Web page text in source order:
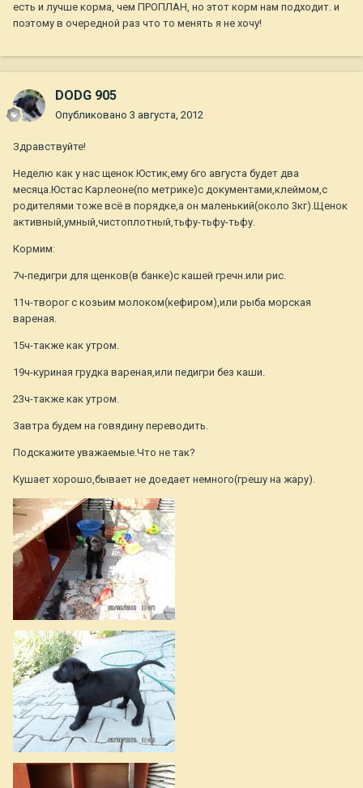
есть и лучше корма, чем ПРОПЛАН, но этот корм нам подходит. и
поэтому в очередной раз что то менять я не хочу!
DODG 905
Опубликовано 3 августа, 2012
Здравствуйте!
Неделю как у нас щенок Юстик,ему 6го августа будет два
месяца.Юстас Карлеоне(по метрике)с документами,клеймом,с
родителями тоже всё в порядке,а он маленький(около 3кг).Щенок
активный,умный,чистоплотный,тьфу-тьфу-тьфу.
Кормим:
7ч-педигри для щенков(в банке)с кашей гречн.или рис.
11ч-творог с козьим молоком(кефиром),или рыба морская
вареная.
15ч-также как утром.
19ч-куриная грудка вареная,или педигри без каши.
23ч-также как утром.
Завтра будем на говядину переводить.
Подскажите уважаемые.Что не так?
Кушает хорошо,бывает не доедает немного(грешу на жару).